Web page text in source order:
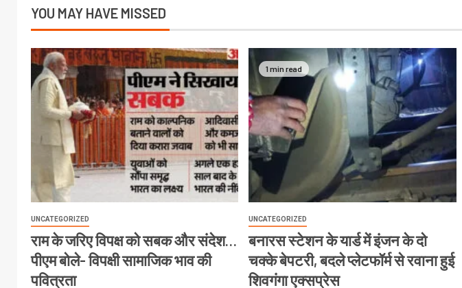
YOU MAY HAVE MISSED
UNCATEGORIZED
राम के जरिए विपक्ष को सबक और संदेश…
पीएम बोले- विपक्षी सामाजिक भाव की
पवित्रता
1 min read
UNCATEGORIZED
बनारस स्टेशन के यार्ड में इंजन के दो
चक्के बेपटरी, बदले प्लेटफॉर्म से रवाना हुई
शिवगंगा एक्सप्रेस